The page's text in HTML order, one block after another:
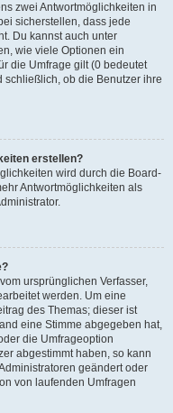
zwei Antwortmöglichkeiten in
sicherstellen, dass jede
Du kannst auch unter
wie viele Optionen ein
die Umfrage gilt (0 bedeutet
ob die Benutzer ihre
erstellen?
wird durch die Board-
Antwortmöglichkeiten als
ursprünglichen Verfasser,
werden. Um eine
des Themas; dieser ist
eine Stimme abgegeben hat,
die Umfrageoption
abgestimmt haben, so kann
geändert oder
von laufenden Umfragen